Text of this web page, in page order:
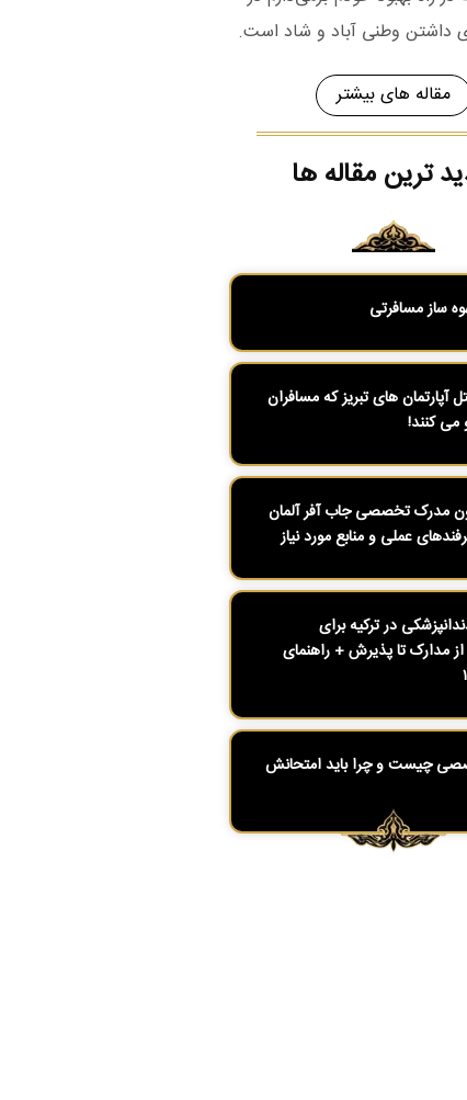
داشتن وطنی آباد و شاد است.
مقاله های بیشتر
ترین مقاله ها
ساز مسافرتی
آپارتمان های تبریز که مسافران
می کنند!
مدرک تخصصی جاب آفر آلمان
عملی و منابع مورد نیاز
در ترکیه برای
از مدارک تا پذیرش + راهنمای
چیست و چرا باید امتحانش